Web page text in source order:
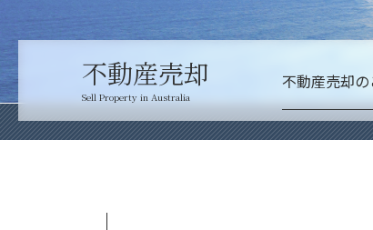
不動産売却
Sell Property in Australia
不動産売却